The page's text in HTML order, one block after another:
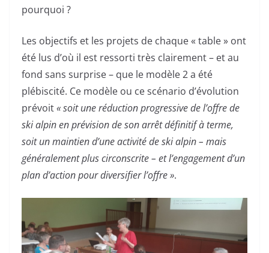
pourquoi ?
Les objectifs et les projets de chaque « table » ont
été lus d’où il est ressorti très clairement – et au
fond sans surprise – que le modèle 2 a été
plébiscité. Ce modèle ou ce scénario d’évolution
prévoit« soit une réduction progressive de l’offre de
ski alpin en prévision de son arrêt définitif à terme,
soit un maintien d’une activité de ski alpin – mais
généralement plus circonscrite – et l’engagement d’un
plan d’action pour diversifier l’offre ».